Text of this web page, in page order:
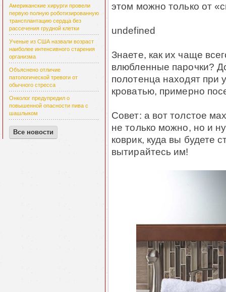
Американские хирурги провели
первую полную роботизированную
трансплантацию сердца без
рассечения грудной клетки
Ученые из США назвали возраст
наиболее интенсивного старения
организма
Объяснено отличие
патологической тревоги от
обычного стресса
Онколог предупредил о
повышенной опасности пива с
шашлыком
Все новости
этом можно только от
undefined
Знаете, как их чаще
влюбленные парочки?
полотенца находят при
кроватью, примерно
Совет: а вот толстое
не только можно, но и
коврик, куда вы будете
вытирайтесь им!